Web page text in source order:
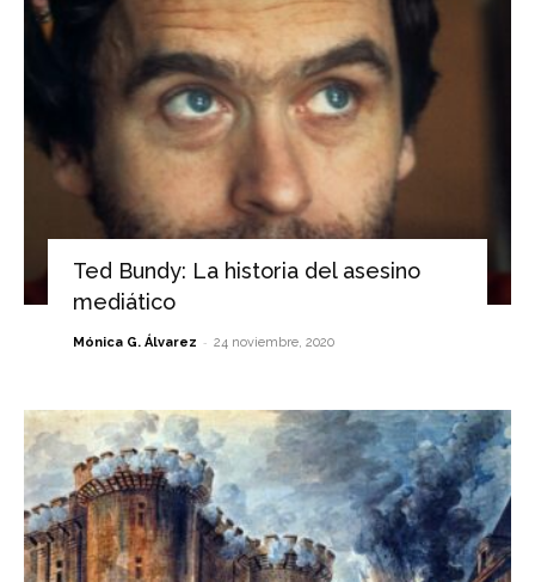
Ted Bundy: La historia del asesino
mediático
Mónica G. Álvarez - 24 noviembre, 2020